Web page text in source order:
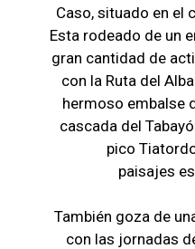
Caso, situado en el
Esta rodeado de un
gran cantidad de
con la Ruta del
hermoso embalse
cascada del
pico
paisajes
También goza de
con las jornadas